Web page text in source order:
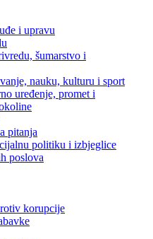
i upravu
šumarstvo i
nauku, kulturu i sport
uređenje, promet i
pitanja
politiku i izbjeglice
poslova
korupcije